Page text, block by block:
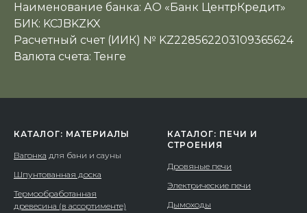
Наименование банка: АО «Банк ЦентрКредит»
БИК: KCJBKZKX
Расчетный счет (ИИК) № KZ228562203109365624
Валюта счета: Тенге
КАТАЛОГ: МАТЕРИАЛЫ
Вагонка для бани и сауны
Шпунтованная доска
Термообработанная
древесина (в ассортименте)
КАТАЛОГ: ПЕЧИ И
СТРОЕНИЯ
Дровяные печи
Электрические печи
Дымоходы